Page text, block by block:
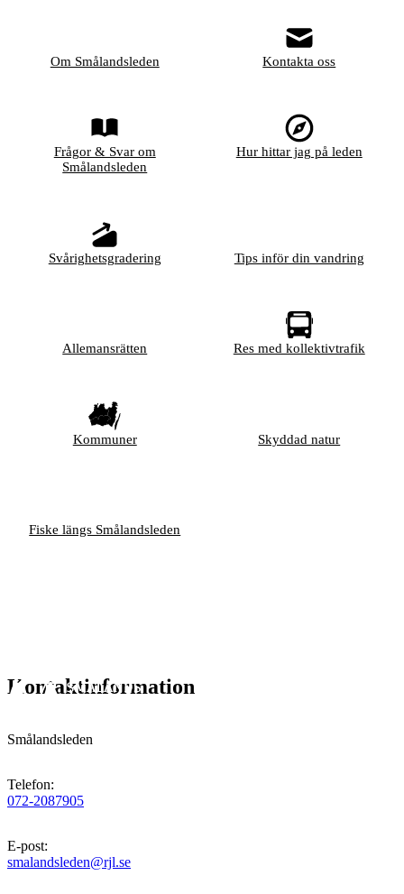
Om Smålandsleden Kontakta oss
Frågor & Svar om
Smålandsleden
Hur hittar jag på leden
Svårighetsgradering Tips inför din vandring
Allemansrätten Res med kollektivtrafik
Kommuner Skyddad natur
Fiske längs Smålandsleden
Kontaktinformation
Smålandsleden
Telefon:
072-2087905
E-post:
smalandsleden@rjl.se